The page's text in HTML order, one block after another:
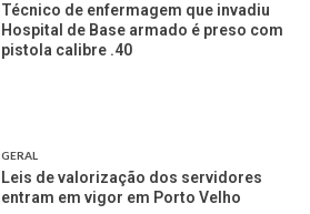
Técnico de enfermagem que invadiu
Hospital de Base armado é preso com
pistola calibre .40
GERAL
Leis de valorização dos servidores
entram em vigor em Porto Velho